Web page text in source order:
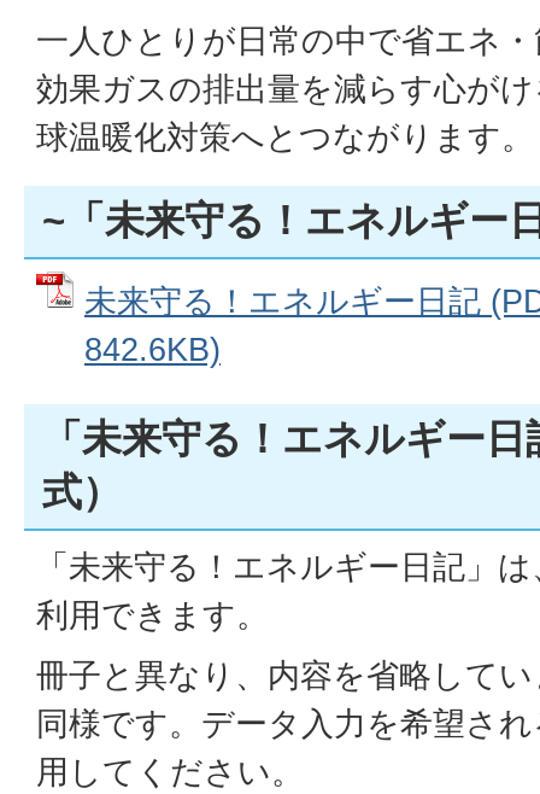
一人ひとりが日常の中で省エネ
効果ガスの排出量を減らす心が
球温暖化対策へとつながります。
~「未来守る！エネルギー
未来守る！エネルギー日記
842.6KB)
「未来守る！エネルギー
式）
「未来守る！エネルギー日記」
利用できます。
冊子と異なり、内容を省略して
同様です。データ入力を希望さ
用してください。